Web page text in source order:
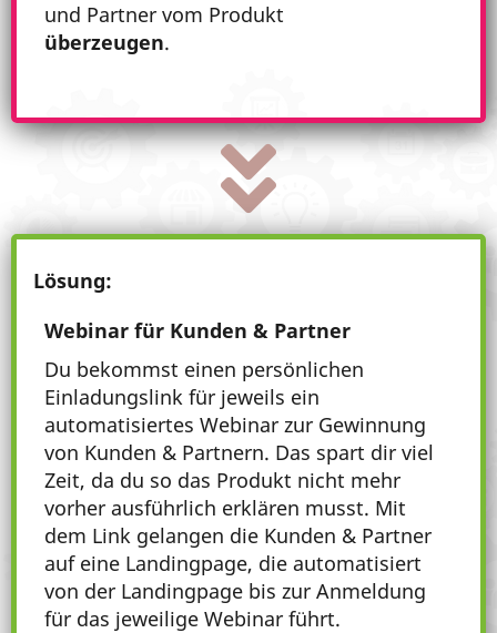
und Partner vom Produkt
überzeugen.
Lösung:
Webinar für Kunden & Partner
Du bekommst einen persönlichen
Einladungslink für jeweils ein
automatisiertes Webinar zur Gewinnung
von Kunden & Partnern. Das spart dir viel
Zeit, da du so das Produkt nicht mehr
vorher ausführlich erklären musst. Mit
dem Link gelangen die Kunden & Partner
auf eine Landingpage, die automatisiert
von der Landingpage bis zur Anmeldung
für das jeweilige Webinar führt.